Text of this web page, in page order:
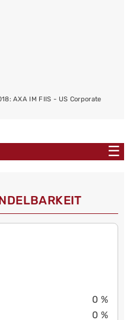
AXA IM FIIS - US Corporate
☰
0 %
0 %